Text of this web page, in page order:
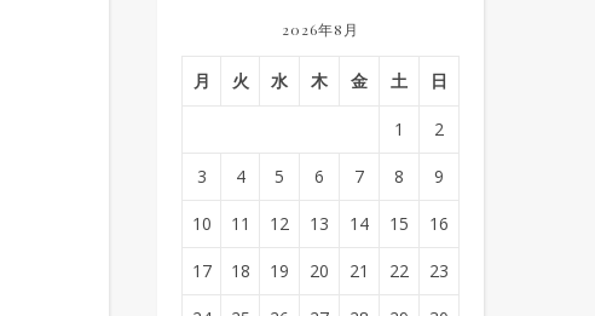
2026年8月
月 火 水 木 金 土 日
1 2
3 4 5 6 7 8 9
10 11 12 13 14 15 16
17 18 19 20 21 22 23